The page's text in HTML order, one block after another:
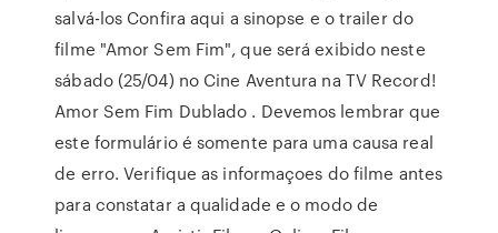
salvá-los Confira aqui a sinopse e o trailer do
filme "Amor Sem Fim", que será exibido neste
sábado (25/04) no Cine Aventura na TV Record!
Amor Sem Fim Dublado . Devemos lembrar que
este formulário é somente para uma causa real
de erro. Verifique as informaçoes do filme antes
para constatar a qualidade e o modo de